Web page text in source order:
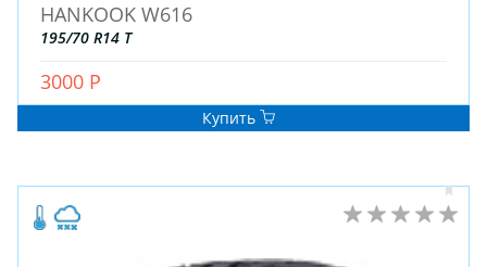
HANKOOK W616
195/70 R14 T
3000 Р
Купить